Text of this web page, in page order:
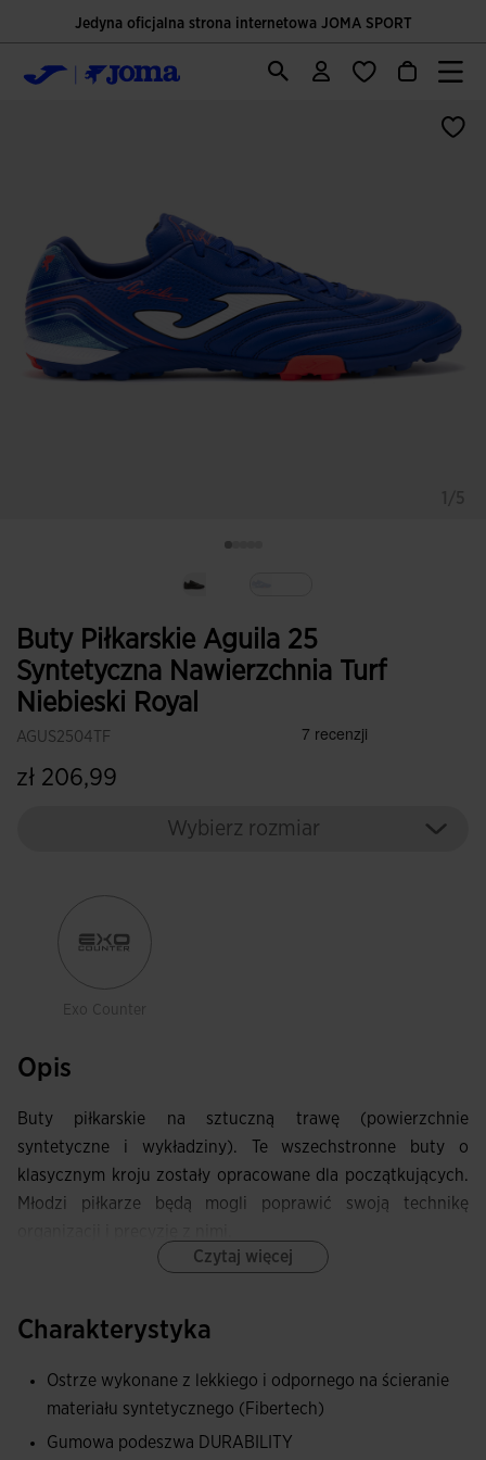
Jedyna oficjalna strona internetowa JOMA SPORT
Buty Piłkarskie Aguila 25
Syntetyczna Nawierzchnia Turf
Niebieski Royal
AGUS2504TF
zł 206,99
Wybierz rozmiar
Exo Counter
Opis
Buty piłkarskie na sztuczną trawę (powierzchnie
syntetyczne i wykładziny). Te wszechstronne buty o
klasycznym kroju zostały opracowane dla początkujących.
Młodzi piłkarze będą mogli poprawić swoją technikę
i lekkość.
Tylny kontrfors EXO COUNTER zapewnia stabilność
podczas zmiany kierunku.
Czytaj więcej
Charakterystyka
Ostrze wykonane z lekkiego i odpornego na ścieranie
materiału syntetycznego (Fibertech)
Gumowa podeszwa DURABILITY